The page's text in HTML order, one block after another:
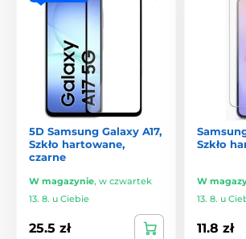
5D Samsung Galaxy A17,
Szkło hartowane,
czarne
W magazynie, w czwartek
13. 8. u Ciebie
25.5 zł
Szkło
W
13. 8. u
11.8 zł